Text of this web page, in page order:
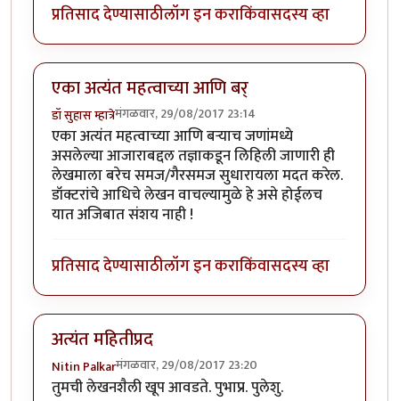
प्रतिसाद देण्यासाठीलॉग इन कराकिंवासदस्य व्हा
एका अत्यंत महत्वाच्या आणि बर्
डॉ सुहास म्हात्रेमंगळवार, 29/08/2017 23:14
एका अत्यंत महत्वाच्या आणि बर्‍याच जणांमध्ये
असलेल्या आजाराबद्दल तज्ञाकडून लिहिली जाणारी ही
लेखमाला बरेच समज/गैरसमज सुधारायला मदत करेल.
डॉक्टरांचे आधिचे लेखन वाचल्यामुळे हे असे होईलच
यात अजिबात संशय नाही !
प्रतिसाद देण्यासाठीलॉग इन कराकिंवासदस्य व्हा
अत्यंत महितीप्रद
Nitin Palkarमंगळवार, 29/08/2017 23:20
तुमची लेखनशैली खूप आवडते. पुभाप्र. पुलेशु.